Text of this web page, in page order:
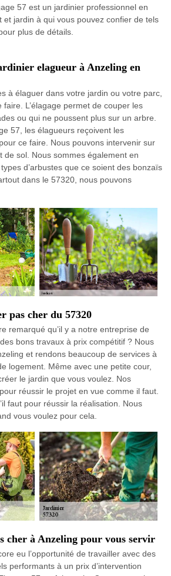
57 est un jardinier professionnel en
et jardin à qui vous pouvez confier de tels
plus de détails.
elagueur à Anzeling en
à élaguer dans votre jardin ou votre parc,
L’élagage permet de couper les
ou qui ne poussent plus sur un arbre.
57, les élagueurs reçoivent les
ce faire. Nous pouvons intervenir sur
de sol. Nous sommes également en
d’arbustes que ce soient des bonzaïs
dans le 57320, nous pouvons
pas cher du 57320
remarqué qu’il y a notre entreprise de
bons travaux à prix compétitif ? Nous
et rendons beaucoup de services à
logement. Même avec une petite cour,
le jardin que vous voulez. Nos
réussir le projet en vue comme il faut.
faut pour réussir la réalisation. Nous
vous voulez pour cela.
cher à Anzeling pour vous servir
eu l’opportunité de travailler avec des
performants à un prix d’intervention